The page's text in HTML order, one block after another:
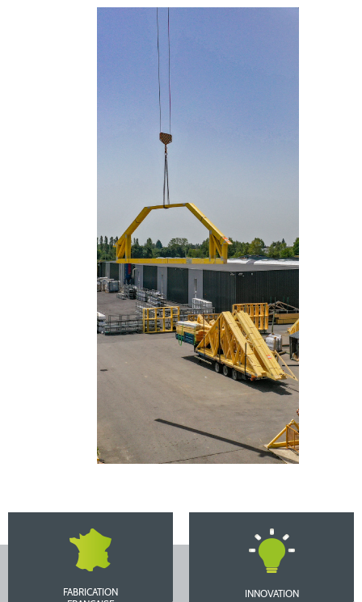
FABRICATION
INNOVATION